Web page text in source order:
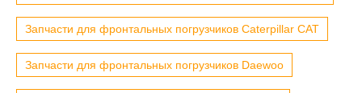
Запчасти для фронтальных погрузчиков Caterpillar CAT
Запчасти для фронтальных погрузчиков Daewoo